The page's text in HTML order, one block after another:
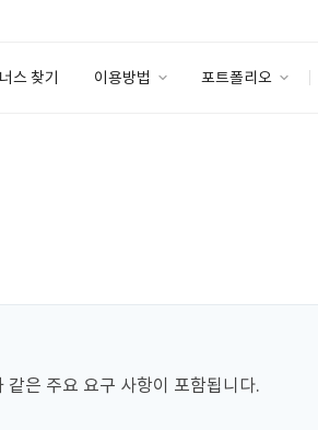
스 찾기 이용방법 포트폴리오
은 주요 요구 사항이 포함됩니다.